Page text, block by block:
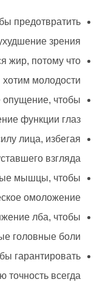
предотвратить
зрения.
жир, потому что
молодости.
опущение, чтобы
функции глаз.
лица, избегая
взгляда.
мышцы, чтобы
омоложение.
лба, чтобы
головные боли.
гарантировать
точность всегда.